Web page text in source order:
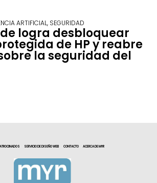
ARTIFICIAL, SEGURIDAD
logra desbloquear
de HP y reabre
la seguridad del
SERVICIO DE DISEÑO WEB CONTACTO ACERCA DE MYR